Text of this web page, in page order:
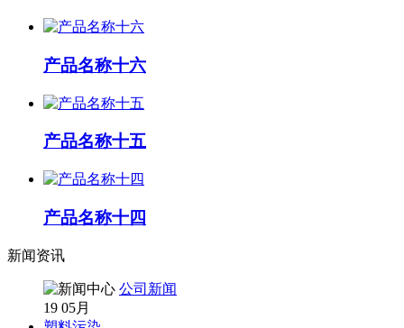
产品名称十六
产品名称十五
产品名称十四
新闻资讯
公司新闻
19 05月